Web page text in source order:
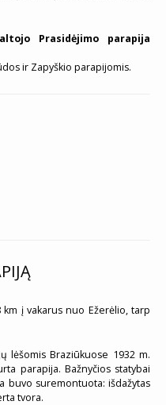
Prasidėjimo parapija
ir Zapyškio parapijomis.
į vakarus nuo Ežerėlio, tarp
lėšomis Braziūkuose 1932 m.
parapija. Bažnyčios statybai
buvo suremontuota: išdažytas
tvora.